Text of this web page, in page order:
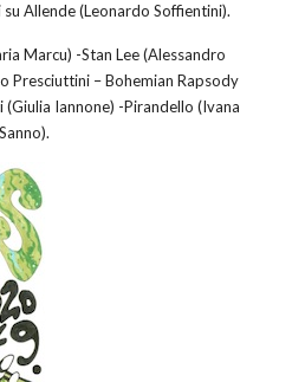
Allende (Leonardo Soffientini).
Marcu) -Stan Lee (Alessandro
Presciuttini – Bohemian Rapsody
Iannone) -Pirandello (Ivana